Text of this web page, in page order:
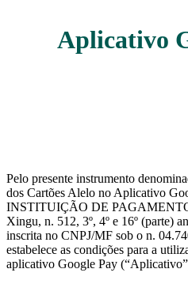
Aplicativo
Pelo presente instrumento
dos Cartões Alelo no Aplicativo
INSTITUIÇÃO DE PAGAMENTO
Xingu, n. 512, 3º, 4º e 16º (parte)
inscrita no CNPJ/MF sob o n.
estabelece as condições para a
aplicativo Google Pay